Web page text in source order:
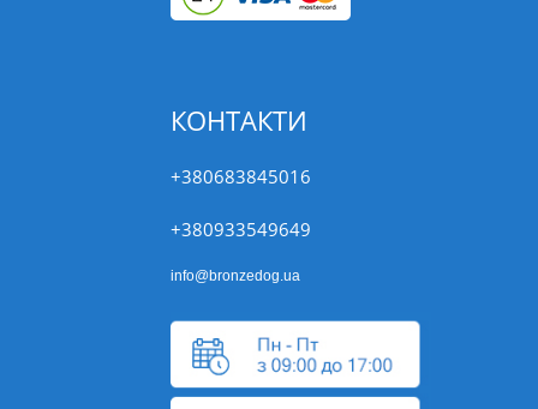
КОНТАКТИ
+380683845016
+380933549649
info@bronzedog.ua